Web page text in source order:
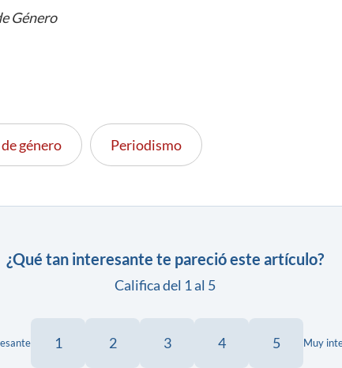
Género
género Periodismo
¿Qué tan interesante te pareció este artículo?
Califica del 1 al 5
1 2 3 4 5 Muy